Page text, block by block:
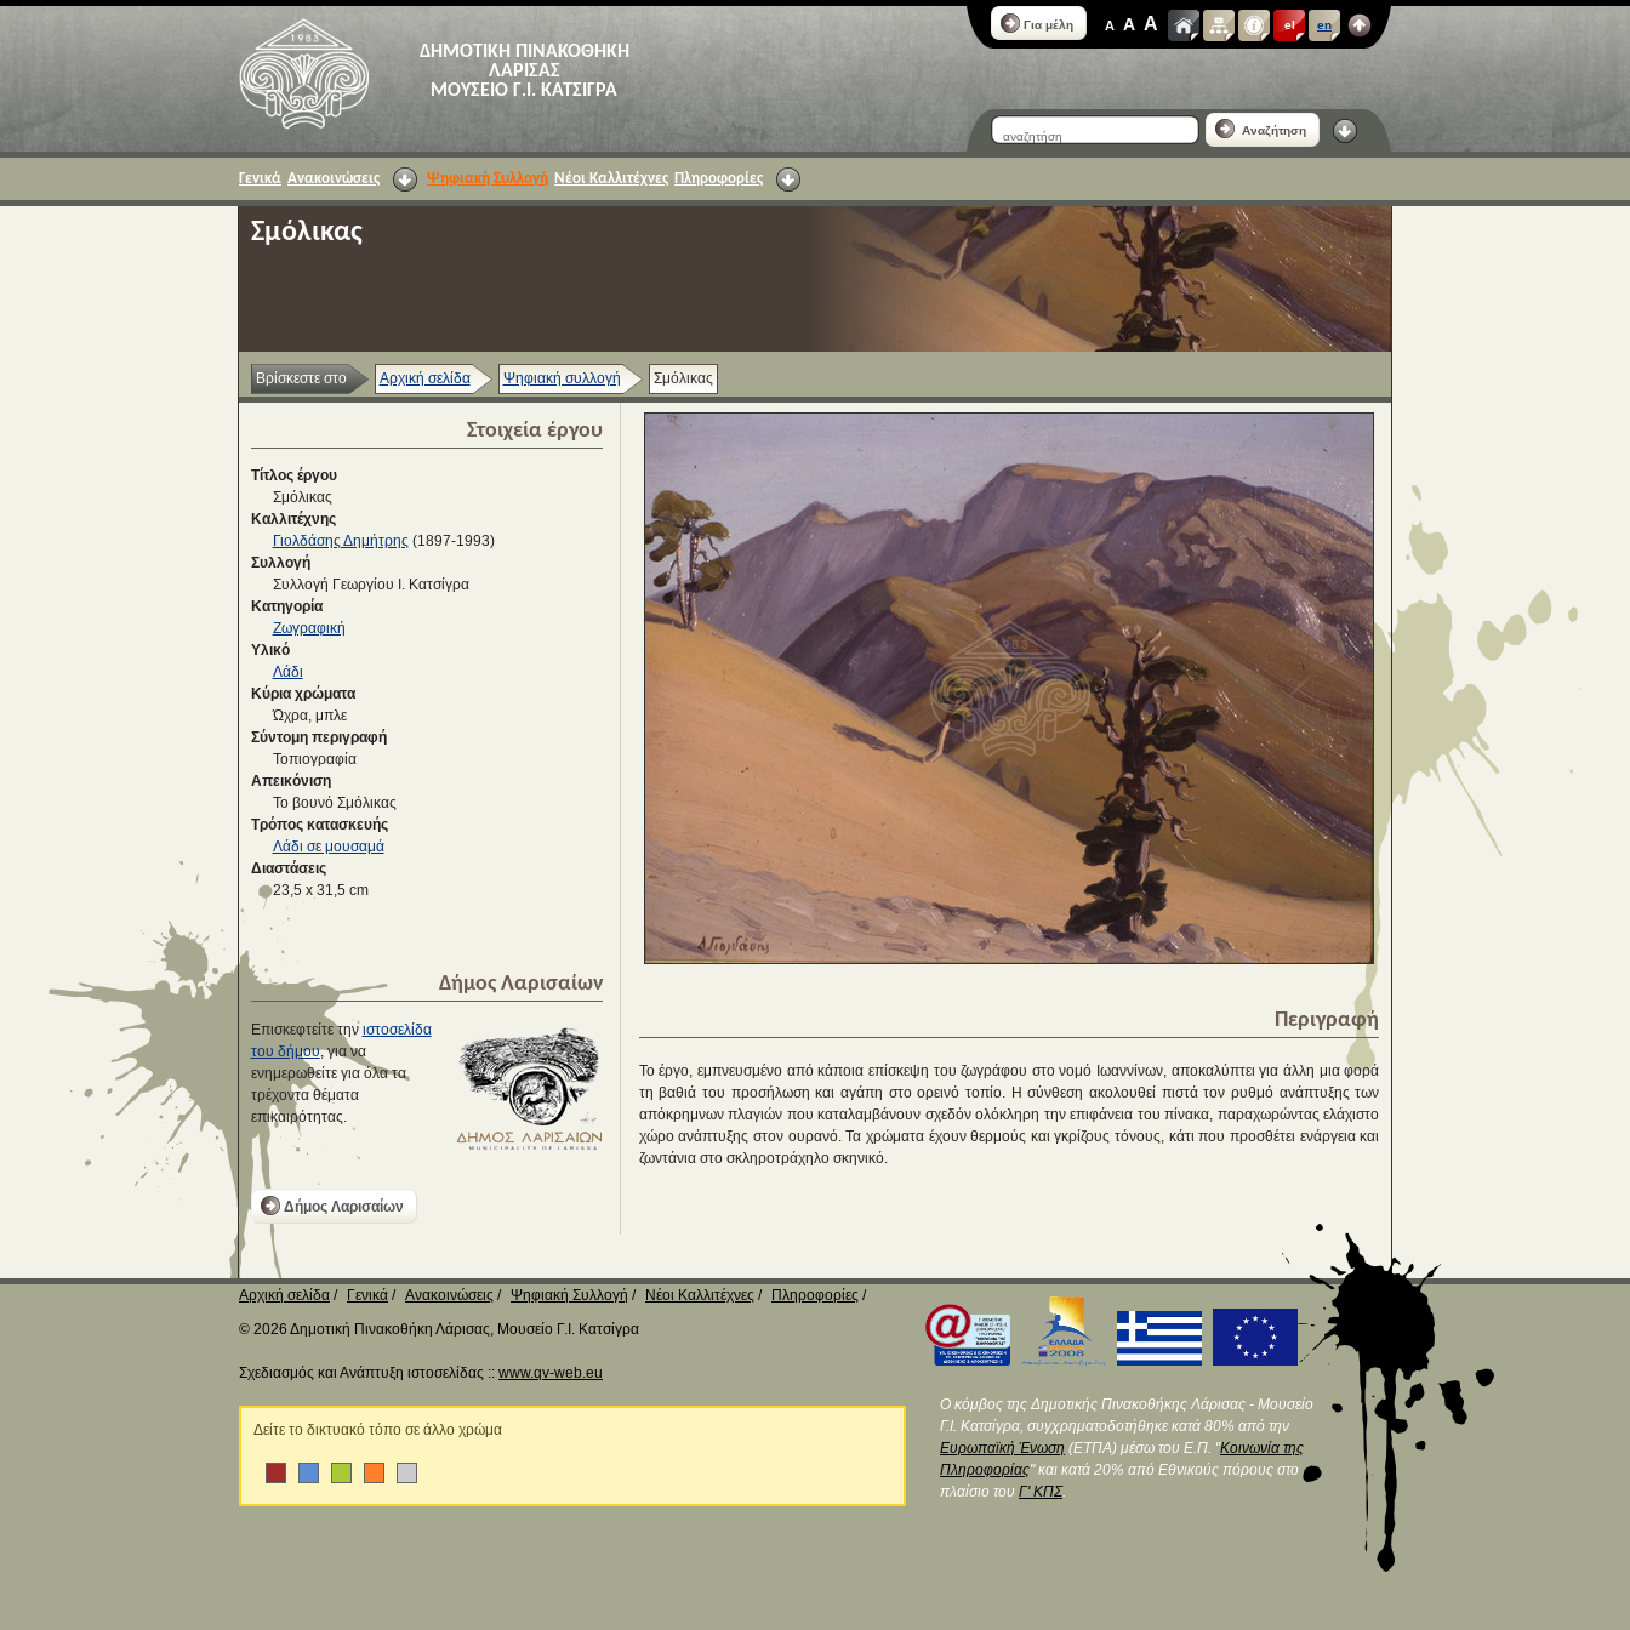
ΔΗΜΟΤΙΚΗ ΠΙΝΑΚΟΘΗΚΗ
ΛΑΡΙΣΑΣ
ΜΟΥΣΕΙΟ Γ.Ι. ΚΑΤΣΙΓΡΑ
Για μέλη A A A el en
Αναζήτηση
Γενικά Ανακοινώσεις Ψηφιακή Συλλογή Νέοι Καλλιτέχνες Πληροφορίες
Σμόλικας
Βρίσκεστε στο Αρχική σελίδα Ψηφιακή συλλογή Σμόλικας
Στοιχεία έργου
Τίτλος έργου
Σμόλικας
Καλλιτέχνης
Γιολδάσης Δημήτρης (1897-1993)
Συλλογή
Συλλογή Γεωργίου Ι. Κατσίγρα
Κατηγορία
Ζωγραφική
Υλικό
Λάδι
Κύρια χρώματα
Ώχρα, μπλε
Σύντομη περιγραφή
Τοπιογραφία
Απεικόνιση
Το βουνό Σμόλικας
Τρόπος κατασκευής
Λάδι σε μουσαμά
Διαστάσεις
23,5 x 31,5 cm
Δήμος Λαρισαίων
Επισκεφτείτε την ιστοσελίδα
του δήμου, για να
ενημερωθείτε για όλα τα
τρέχοντα θέματα
επικαιρότητας.
Δήμος Λαρισαίων
Περιγραφή
Το έργο, εμπνευσμένο από κάποια επίσκεψη του ζωγράφου στο νομό Ιωαννίνων, αποκαλύπτει για άλλη μια φορά
τη βαθιά του προσήλωση και αγάπη στο ορεινό τοπίο. Η σύνθεση ακολουθεί πιστά τον ρυθμό ανάπτυξης των
απόκρημνων πλαγιών που καταλαμβάνουν σχεδόν ολόκληρη την επιφάνεια του πίνακα, παραχωρώντας ελάχιστο
χώρο ανάπτυξης στον ουρανό. Τα χρώματα έχουν θερμούς και γκρίζους τόνους, κάτι που προσθέτει ενάργεια και
ζωντάνια στο σκληροτράχηλο σκηνικό.
Αρχική σελίδα Γενικά Ανακοινώσεις Ψηφιακή Συλλογή Νέοι Καλλιτέχνες
Πληροφορίες
© 2026 Δημοτική Πινακοθήκη Λάρισας, Μουσείο Γ.Ι. Κατσίγρα
Σχεδιασμός και Ανάπτυξη ιστοσελίδας :: www.qv-web.eu
Δείτε το δικτυακό τόπο σε άλλο χρώμα
Ο κόμβος της Δημοτικής Πινακοθήκης Λάρισας - Μουσείο
Γ.Ι. Κατσίγρα, συγχρηματοδοτήθηκε κατά 80% από την
Ευρωπαϊκή Ένωση (ΕΤΠΑ) μέσω του Ε.Π. "Κοινωνία της
Πληροφορίας" και κατά 20% από Εθνικούς πόρους στο
πλαίσιο του Γ' ΚΠΣ.